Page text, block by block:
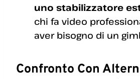
uno stabilizzatore
chi fa video
aver bisogno di un
Confronto Con